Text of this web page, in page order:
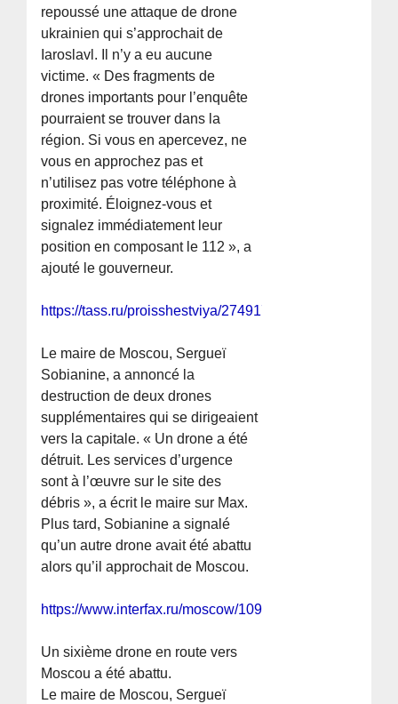
repoussé une attaque de drone
ukrainien qui s’approchait de
Iaroslavl. Il n’y a eu aucune
victime. « Des fragments de
drones importants pour l’enquête
pourraient se trouver dans la
région. Si vous en apercevez, ne
vous en approchez pas et
n’utilisez pas votre téléphone à
proximité. Éloignez-vous et
signalez immédiatement leur
position en composant le 112 », a
ajouté le gouverneur.
https://tass.ru/proisshestviya/27491777
Le maire de Moscou, Sergueï
Sobianine, a annoncé la
destruction de deux drones
supplémentaires qui se dirigeaient
vers la capitale. « Un drone a été
détruit. Les services d’urgence
sont à l’œuvre sur le site des
débris », a écrit le maire sur Max.
Plus tard, Sobianine a signalé
qu’un autre drone avait été abattu
alors qu’il approchait de Moscou.
https://www.interfax.ru/moscow/1091104
Un sixième drone en route vers
Moscou a été abattu.
Le maire de Moscou, Sergueï